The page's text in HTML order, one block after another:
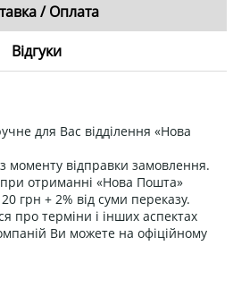
/ Оплата
Відгуки
для Вас відділення «Нова
моменту відправки замовлення.
отриманні «Нова Пошта»
грн + 2% від суми переказу.
про терміни і інших аспектах
Ви можете на офіційному